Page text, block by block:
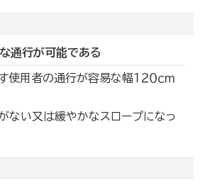
通行が可能である
使用者の通行が容易な幅１２０ｃｍ
ない又は緩やかなスロープになっ